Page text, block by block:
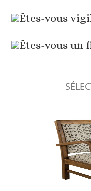
Êtes-vous
Êtes-vous un